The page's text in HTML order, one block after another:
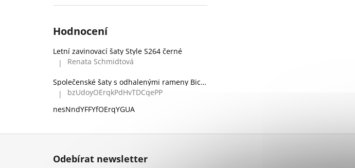
Hodnocení
Letní zavinovací šaty Style S264 černé
Hodnocení produktu je 5 z 5 hvězdiček.
| Renata Schmidtová
Společenské šaty s odhalenými rameny Bicotone 336 zelené
Hodnocení produktu je 5 z 5 hvězdiček.
|
bzUdoyOErqkPdHvTDCqePP
nesNndYFFYfOErqYGUA
Z
Odebírat newsletter